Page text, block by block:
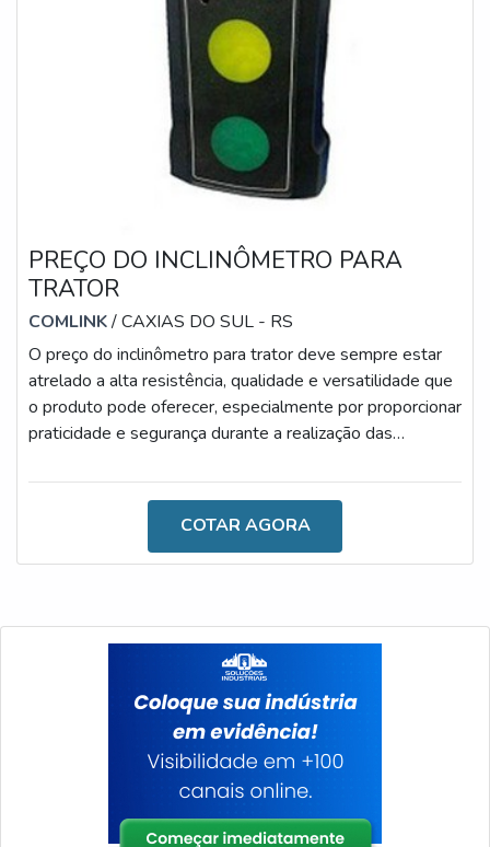
PREÇO DO INCLINÔMETRO PARA
TRATOR
COMLINK/ CAXIAS DO SUL - RS
O preço do inclinômetro para trator deve sempre estar
atrelado a alta resistência, qualidade e versatilidade que
o produto pode oferecer, especialmente por proporcionar
praticidade e segurança durante a realização das
ao equipamento e operador.Diante dessas vantagens, o
comparado aos benefícios propiciados pelo uso do
aparato, como a medição dos ângulos frontais e laterais,
COTAR AGORA